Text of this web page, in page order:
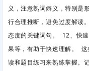
义，注意熟词僻义，特别是
行合理推断，避免过度解读
态度的关键词句。 12、快
果等，有助于快速理解。
读和题目练习来熟练掌握。